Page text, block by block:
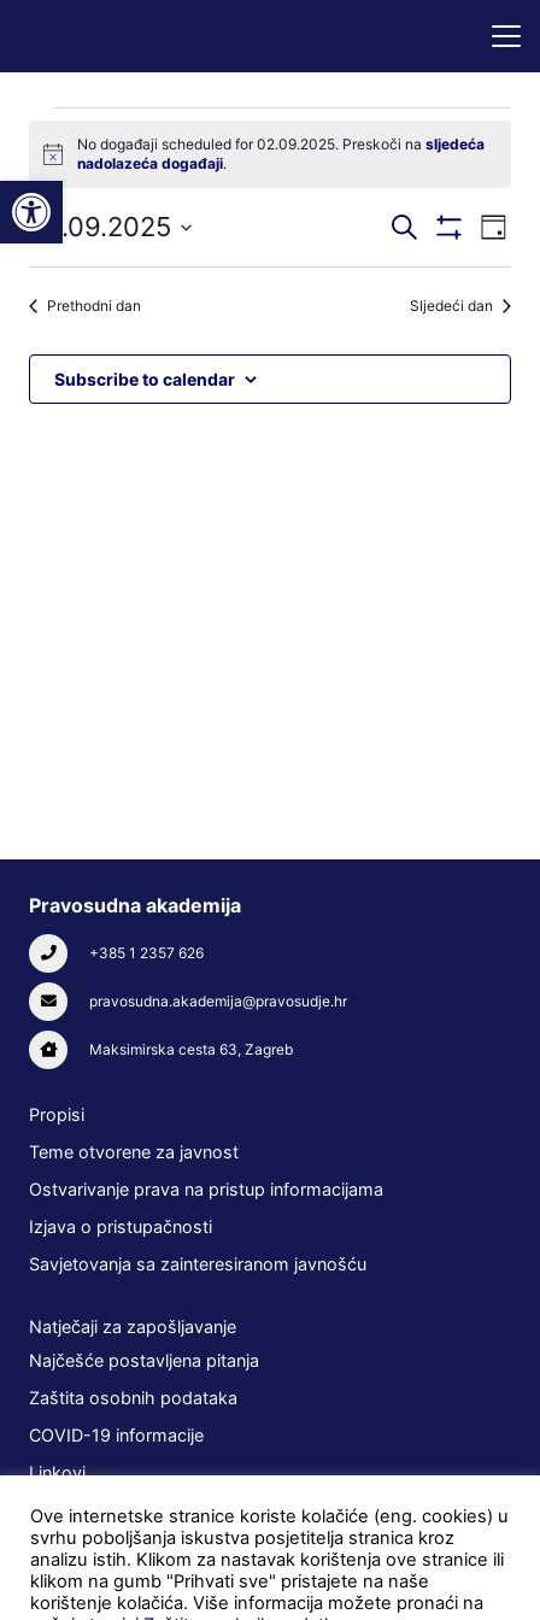
Događaji
for
02.09.2025
Notice
No događaji scheduled for 02.09.2025. Preskoči nasljedeća
nadolazeća događaji.
Događaji
pretraga
Pretraži
Filtere
Dan
02.09.2025
Odaberite
datum.
Prethodni dan Sljedeći dan
Subscribe to calendar
Pravosudna akademija
+385 1 2357 626
pravosudna.akademija@pravosudje.hr
Maksimirska cesta 63, Zagreb
Propisi
Teme otvorene za javnost
Ostvarivanje prava na pristup informacijama
Izjava o pristupačnosti
Savjetovanja sa zainteresiranom javnošću
Natječaji za zapošljavanje
Najčešće postavljena pitanja
Zaštita osobnih podataka
COVID-19 informacije
Linkovi
Planovi
Javna nabava
Ugovori
Ove internetske stranice koriste kolačiće (eng. cookies) u
svrhu poboljšanja iskustva posjetitelja stranica kroz
analizu istih. Klikom za nastavak korištenja ove stranice ili
klikom na gumb "Prihvati sve" pristajete na naše
korištenje kolačića. Više informacija možete pronaći na
Open toolbar